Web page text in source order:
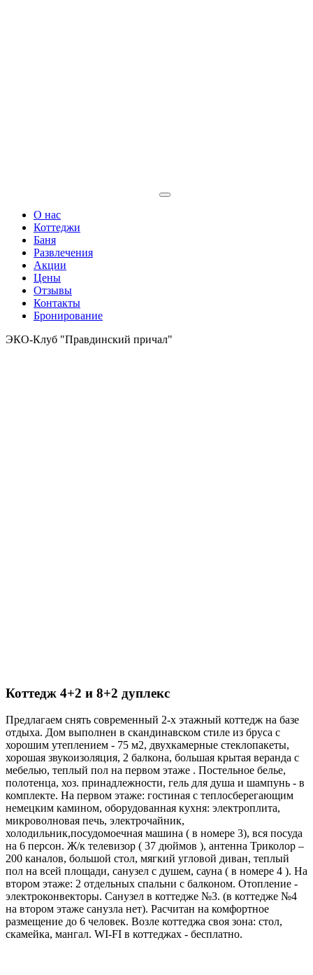
О нас
Коттеджи
Баня
Развлечения
Акции
Цены
Отзывы
Контакты
Бронирование
ЭКО-Клуб "Правдинский причал"
Коттедж 4+2 и 8+2 дуплекс
Предлагаем снять современный 2-х этажный коттедж на базе
отдыха. Дом выполнен в скандинавском стиле из бруса с
хорошим утеплением - 75 м2, двухкамерные стеклопакеты,
хорошая звукоизоляция, 2 балкона, большая крытая веранда с
мебелью, теплый пол на первом этаже . Постельное белье,
полотенца, хоз. принадлежности, гель для душа и шампунь - в
комплекте. На первом этаже: гостиная с теплосберегающим
немецким камином, оборудованная кухня: электроплита,
микроволновая печь, электрочайник,
холодильник,посудомоечная машина ( в номере 3), вся посуда
на 6 персон. Ж/к телевизор ( 37 дюймов ), антенна Триколор –
200 каналов, большой стол, мягкий угловой диван, теплый
пол на всей площади, санузел с душем, сауна ( в номере 4 ). На
втором этаже: 2 отдельных спальни с балконом. Отопление -
электроконвекторы. Санузел в коттедже №3. (в коттедже №4
на втором этаже санузла нет). Расчитан на комфортное
размещение до 6 человек. Возле коттеджа своя зона: стол,
скамейка, мангал. WI-FI в коттеджах - бесплатно.